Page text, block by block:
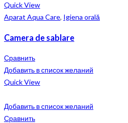
Quick View
Aparat Aqua Care, Igiena orală
Camera de sablare
Сравнить
Добавить в список желаний
Quick View
Добавить в список желаний
Сравнить